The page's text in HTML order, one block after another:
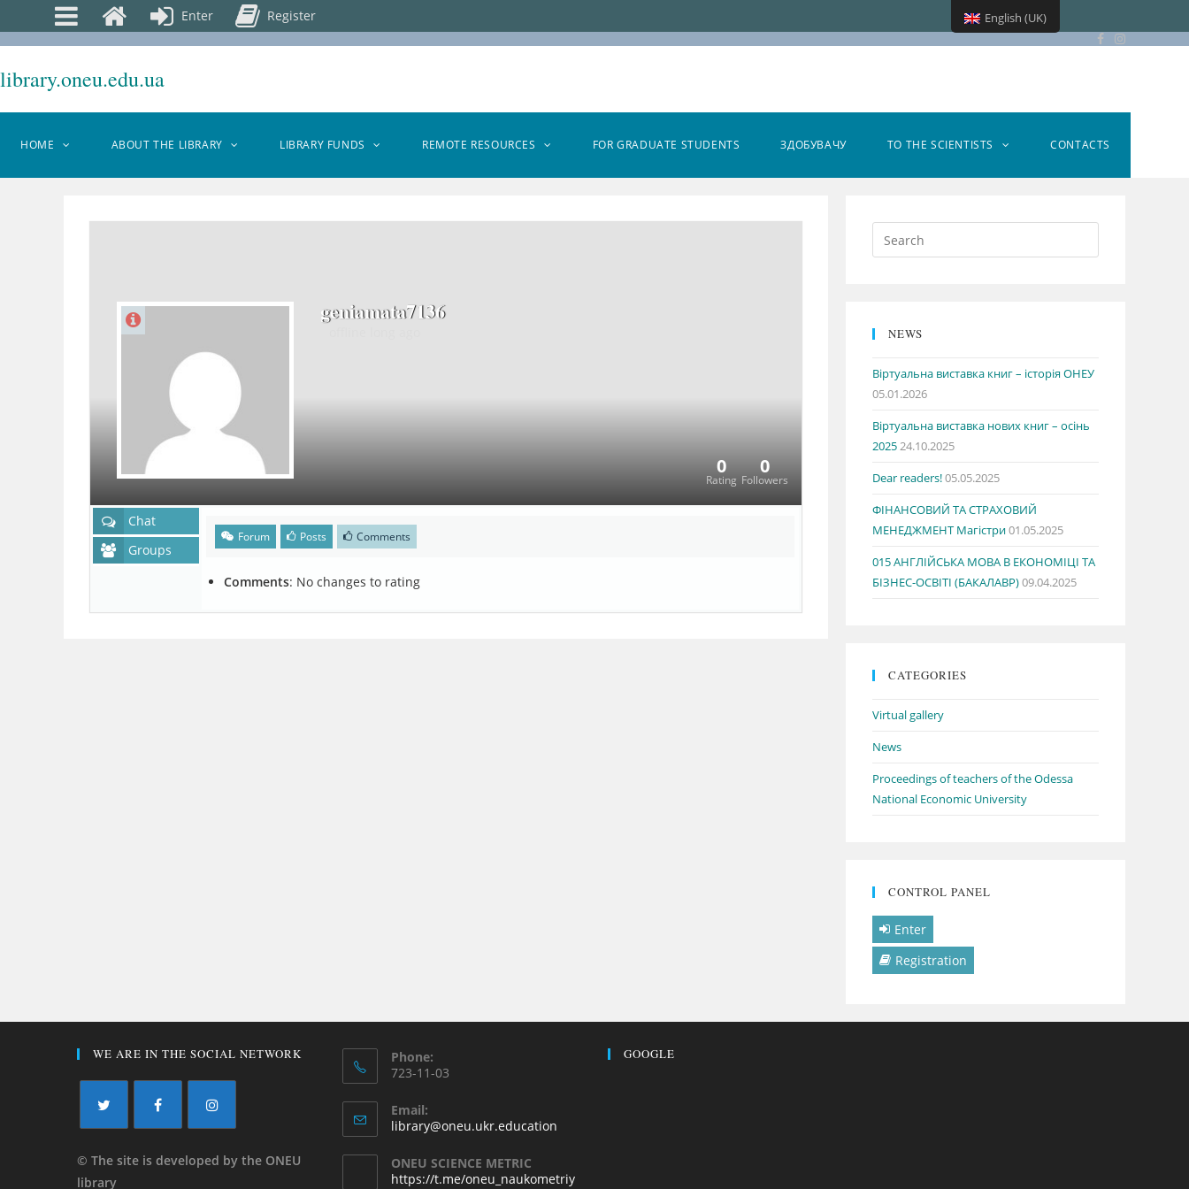
library.oneu.edu.ua
HOME ABOUT THE LIBRARY LIBRARY FUNDS REMOTE RESOURCES FOR GRADUATE STUDENTS ЗДОБУВАЧУ TO THE SCIENTISTS CONTACTS
geniamata7136
Rating
0
Followers
0
Chat
Groups
Forum Posts Comments
Comments: No changes to rating
NEWS
Віртуальна виставка книг – історія ОНЕУ
05.01.2026
Віртуальна виставка нових книг – осінь
202524.10.2025
Dear readers!05.05.2025
ФІНАНСОВИЙ ТА СТРАХОВИЙ
МЕНЕДЖМЕНТ Магістри01.05.2025
015 АНГЛІЙСЬКА МОВА В ЕКОНОМІЦІ ТА
БІЗНЕС-ОСВІТІ (БАКАЛАВР)09.04.2025
CATEGORIES
Virtual gallery
News
Proceedings of teachers of the Odessa
National Economic University
CONTROL PANEL
Enter
Registration
WE ARE IN THE SOCIAL NETWORK
© The site is developed by the ONEU
library
Phone:
723-11-03
Email:
library@oneu.ukr.education
ONEU SCIENCE METRIC
https://t.me/oneu_naukometriy
GOOGLE
Enter Register English (UK)